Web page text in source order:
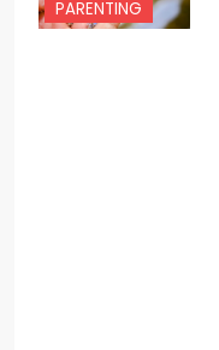
PARENTING